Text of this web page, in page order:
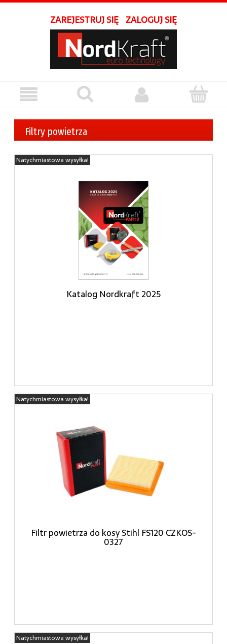
ZAREJESTRUJ SIĘ ZALOGUJ SIĘ
Filtry powietrza
Katalog Nordkraft 2025
Natychmiastowa wysyłka!
Filtr powietrza do kosy Stihl FS120 CZKOS-
0327
Natychmiastowa wysyłka!
Natychmiastowa wysyłka!